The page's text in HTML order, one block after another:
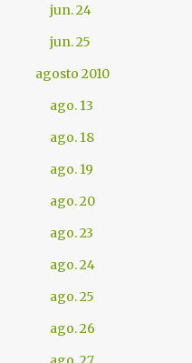
jun. 24
jun. 25
agosto 2010
ago. 13
ago. 18
ago. 19
ago. 20
ago. 23
ago. 24
ago. 25
ago. 26